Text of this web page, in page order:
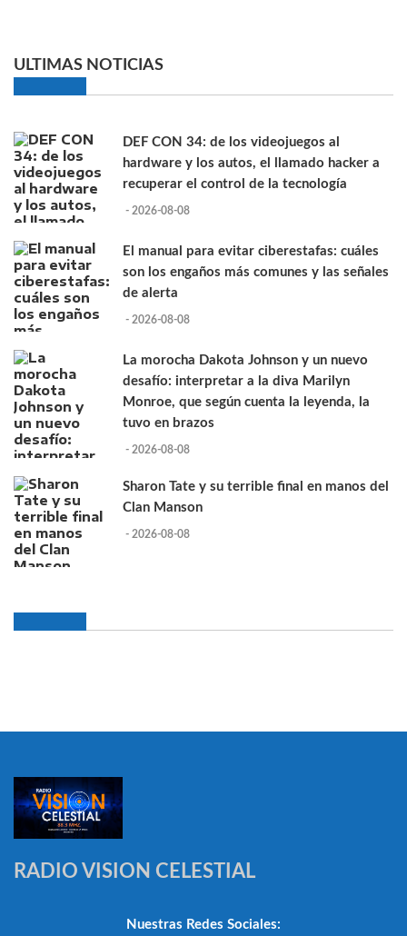
ULTIMAS NOTICIAS
DEF CON 34: de los videojuegos al
hardware y los autos, el llamado hacker a
recuperar el control de la tecnología
- 2026-08-08
El manual para evitar ciberestafas: cuáles
son los engaños más comunes y las señales
de alerta
- 2026-08-08
La morocha Dakota Johnson y un nuevo
desafío: interpretar a la diva Marilyn
Monroe, que según cuenta la leyenda, la
tuvo en brazos
- 2026-08-08
Sharon Tate y su terrible final en manos del
Clan Manson
- 2026-08-08
RADIO VISION CELESTIAL
Nuestras Redes Sociales: